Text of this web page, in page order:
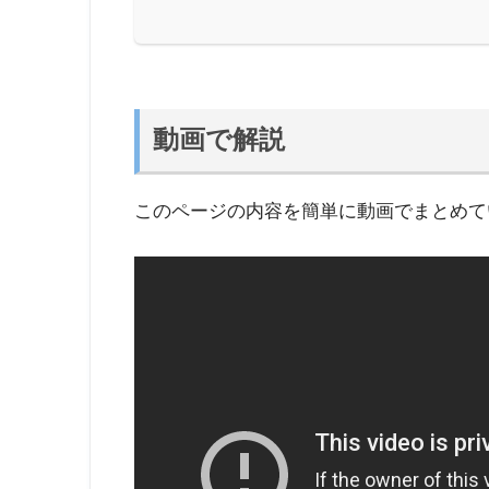
動画で解説
このページの内容を簡単に動画でまとめ